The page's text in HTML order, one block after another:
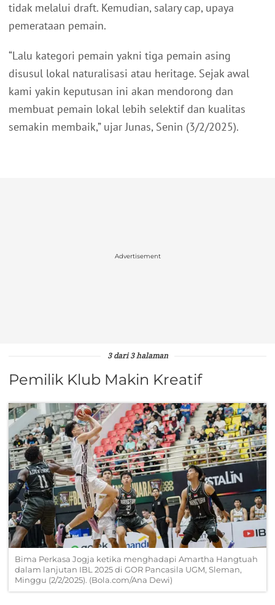
tidak melalui draft. Kemudian, salary cap, upaya
pemerataan pemain.
“Lalu kategori pemain yakni tiga pemain asing
disusul lokal naturalisasi atau heritage. Sejak awal
kami yakin keputusan ini akan mendorong dan
membuat pemain lokal lebih selektif dan kualitas
semakin membaik,” ujar Junas, Senin (3/2/2025).
Advertisement
3 dari 3 halaman
Pemilik Klub Makin Kreatif
Bima Perkasa Jogja ketika menghadapi Amartha Hangtuah
dalam lanjutan IBL 2025 di GOR Pancasila UGM, Sleman,
Minggu (2/2/2025). (Bola.com/Ana Dewi)